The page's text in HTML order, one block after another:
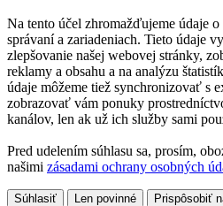
Na tento účel zhromažďujeme údaje
správaní a zariadeniach. Tieto údaje
zlepšovanie našej webovej stránky,
reklamy a obsahu a na analýzu
údaje môžeme tiež synchronizovať s
zobrazovať vám ponuky
kanálov, len ak už ich služby sami
Pred udelením súhlasu sa, prosím,
našimi zásadami ochrany osobných
Súhlasiť Len povinné Prispôsobiť